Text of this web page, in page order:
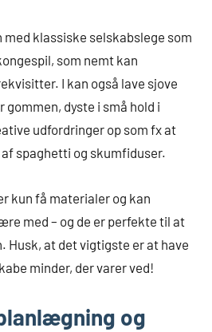
klassiske selskabslege som
som nemt kan
I kan også lave sjove
gommen, dyste i små hold i
udfordringer op som fx at
spaghetti og skumfiduser.
kun få materialer og kan
med – og de er perfekte til at
Husk, at det vigtigste er at have
minder, der varer ved!
og